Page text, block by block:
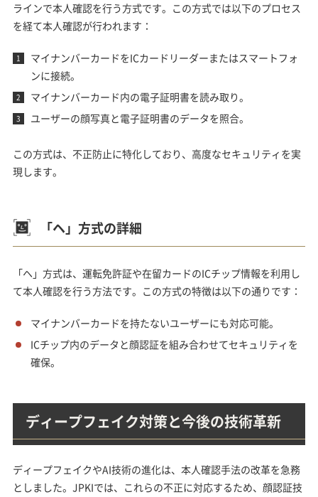
ラインで本人確認を行う方式です。この方式では以下のプロセス
を経て本人確認が行われます：
マイナンバーカードをICカードリーダーまたはスマートフォ
ンに接続。
マイナンバーカード内の電子証明書を読み取り。
ユーザーの顔写真と電子証明書のデータを照合。
この方式は、不正防止に特化しており、高度なセキュリティを実
現します。
「ヘ」方式の詳細
「ヘ」方式は、運転免許証や在留カードのICチップ情報を利用し
て本人確認を行う方法です。この方式の特徴は以下の通りです：
マイナンバーカードを持たないユーザーにも対応可能。
ICチップ内のデータと顔認証を組み合わせてセキュリティを
確保。
ディープフェイク対策と今後の技術革新
ディープフェイクやAI技術の進化は、本人確認手法の改革を急務
としました。JPKIでは、これらの不正に対応するため、顔認証技